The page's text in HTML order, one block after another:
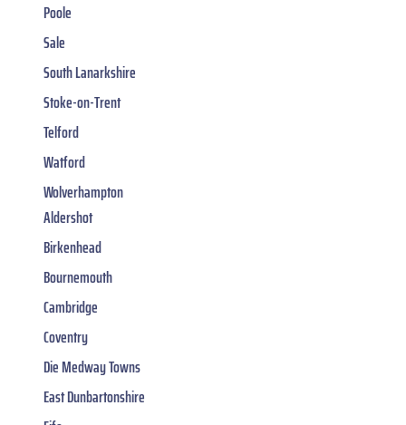
Poole
Sale
South Lanarkshire
Stoke-on-Trent
Telford
Watford
Wolverhampton
Aldershot
Birkenhead
Bournemouth
Cambridge
Coventry
Die Medway Towns
East Dunbartonshire